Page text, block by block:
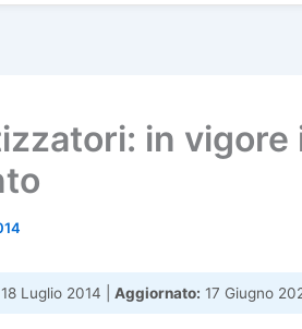
in vigore
18 Luglio 2014 | Aggiornato: 17 Giugno